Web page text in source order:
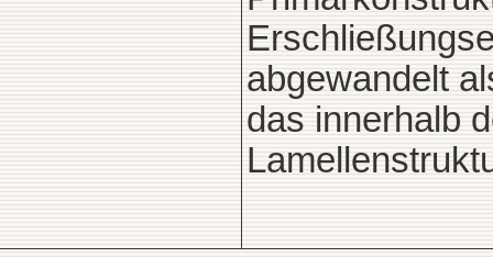
abgewandelt
das innerhalb